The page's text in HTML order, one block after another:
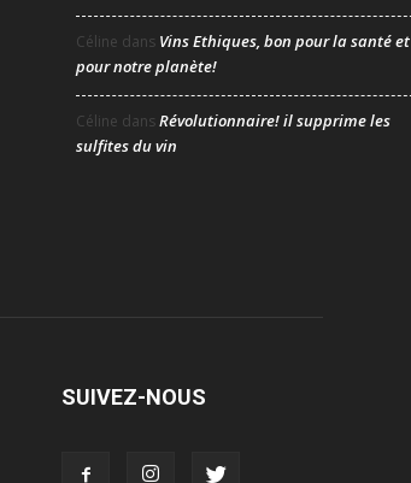
Céline dans Vins Ethiques, bon pour la santé et
pour notre planète!
Céline dansRévolutionnaire! il supprime les
sulfites du vin
SUIVEZ-NOUS